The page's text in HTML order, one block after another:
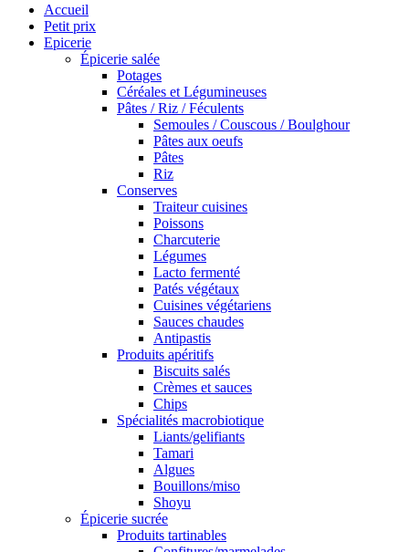
Accueil
Petit prix
Epicerie
Épicerie salée
Potages
Céréales et Légumineuses
Pâtes / Riz / Féculents
Semoules / Couscous / Boulghour
Pâtes aux oeufs
Pâtes
Riz
Conserves
Traiteur cuisines
Poissons
Charcuterie
Légumes
Lacto fermenté
Patés végétaux
Cuisines végétariens
Sauces chaudes
Antipastis
Produits apéritifs
Biscuits salés
Crèmes et sauces
Chips
Spécialités macrobiotique
Liants/gelifiants
Tamari
Algues
Bouillons/miso
Shoyu
Épicerie sucrée
Produits tartinables